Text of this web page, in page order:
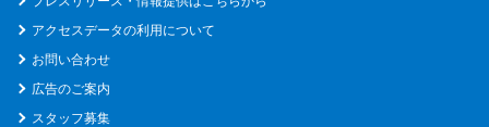
アクセスデータの利用について
お問い合わせ
広告のご案内
スタッフ募集